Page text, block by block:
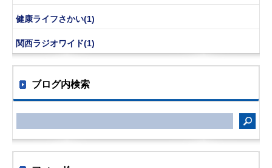
健康ライフさかい(1)
関西ラジオワイド(1)
ブログ内検索